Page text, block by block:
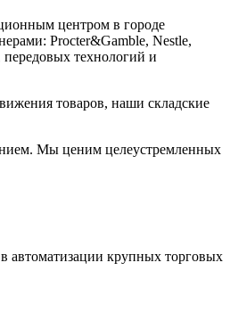
центром в городе
Procter&Gamble, Nestle,
технологий и
товаров, наши складские
Мы ценим целеустремленных
автоматизации крупных торговых